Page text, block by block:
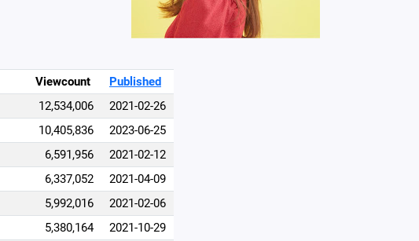
Viewcount
Published
12,534,006
2021-02-26
10,405,836
2023-06-25
6,591,956
2021-02-12
6,337,052
2021-04-09
5,992,016
2021-02-06
5,380,164
2021-10-29